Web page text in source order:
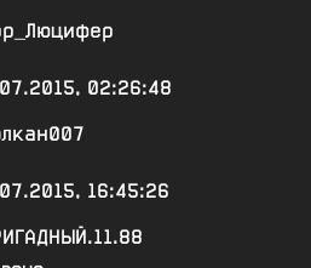
02:26:48
16:45:26